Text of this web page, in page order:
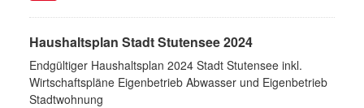
Haushaltsplan Stadt Stutensee 2024
Endgültiger Haushaltsplan 2024 Stadt Stutensee inkl.
Wirtschaftspläne Eigenbetrieb Abwasser und Eigenbetrieb
Stadtwohnung